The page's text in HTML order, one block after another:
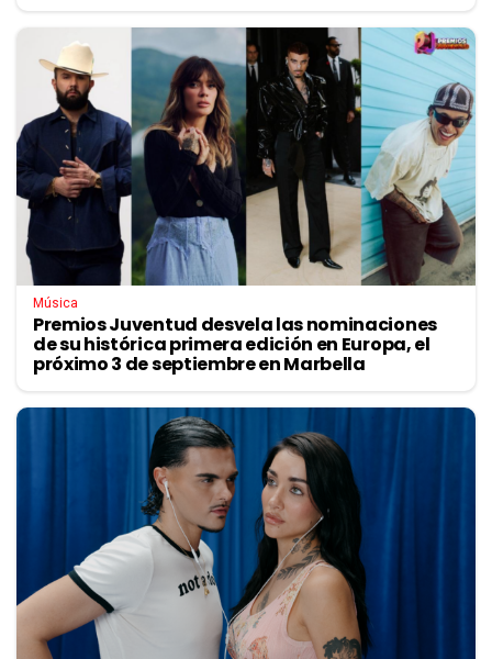
Música
Premios Juventud desvela las nominaciones
de su histórica primera edición en Europa, el
próximo 3 de septiembre en Marbella